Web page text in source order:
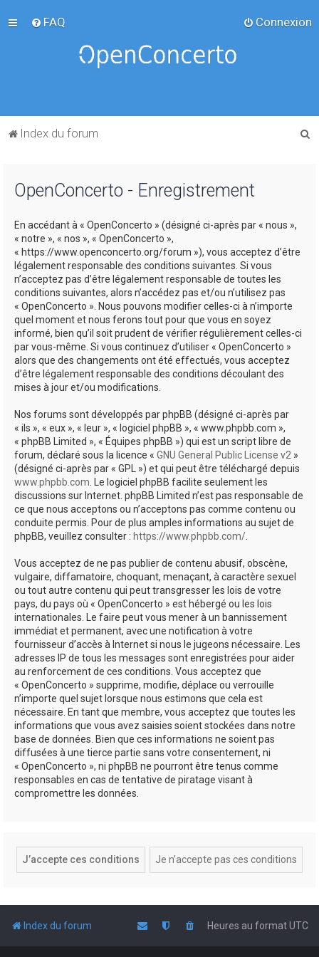
FAQ Connexion
Index du forum
OpenConcerto - Enregistrement
En accédant à « OpenConcerto » (désigné ci-après par « nous »,
« notre », « nos », « OpenConcerto »,
« https://www.openconcerto.org/forum »), vous acceptez d’être
légalement responsable des conditions suivantes. Si vous
n’acceptez pas d’être légalement responsable de toutes les
conditions suivantes, alors n’accédez pas et/ou n’utilisez pas
« OpenConcerto ». Nous pouvons modifier celles-ci à n’importe
quel moment et nous ferons tout pour que vous en soyez
informé, bien qu’il soit prudent de vérifier régulièrement celles-ci
par vous-même. Si vous continuez d’utiliser « OpenConcerto »
alors que des changements ont été effectués, vous acceptez
d’être légalement responsable des conditions découlant des
mises à jour et/ou modifications.
Nos forums sont développés par phpBB (désigné ci-après par
« ils », « eux », « leur », « logiciel phpBB », « www.phpbb.com »,
« phpBB Limited », « Équipes phpBB ») qui est un script libre de
forum, déclaré sous la licence « GNU General Public License v2 »
(désigné ci-après par « GPL ») et qui peut être téléchargé depuis
www.phpbb.com. Le logiciel phpBB facilite seulement les
discussions sur Internet. phpBB Limited n’est pas responsable de
ce que nous acceptons ou n’acceptons pas comme contenu ou
conduite permis. Pour de plus amples informations au sujet de
phpBB, veuillez consulter : https://www.phpbb.com/.
Vous acceptez de ne pas publier de contenu abusif, obscène,
vulgaire, diffamatoire, choquant, menaçant, à caractère sexuel
ou tout autre contenu qui peut transgresser les lois de votre
pays, du pays où « OpenConcerto » est hébergé ou les lois
internationales. Le faire peut vous mener à un bannissement
immédiat et permanent, avec une notification à votre
fournisseur d’accès à Internet si nous le jugeons nécessaire. Les
adresses IP de tous les messages sont enregistrées pour aider
au renforcement de ces conditions. Vous acceptez que
« OpenConcerto » supprime, modifie, déplace ou verrouille
n’importe quel sujet lorsque nous estimons que cela est
nécessaire. En tant que membre, vous acceptez que toutes les
informations que vous avez saisies soient stockées dans notre
base de données. Bien que ces informations ne soient pas
diffusées à une tierce partie sans votre consentement, ni
« OpenConcerto », ni phpBB ne pourront être tenus comme
responsables en cas de tentative de piratage visant à
compromettre les données.
Index du forum Heures au formatUTC